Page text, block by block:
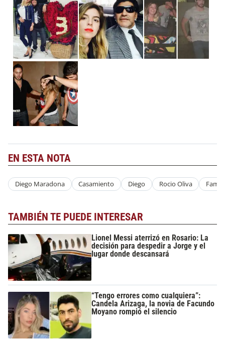
EN ESTA NOTA
Diego Maradona Casamiento Diego Rocio Oliva
TAMBIÉN TE PUEDE INTERESAR
Lionel Messi aterrizó en Rosario: La
decisión para despedir a Jorge y el
lugar donde descansará
“Tengo errores como cualquiera”:
Candela Arizaga, la novia de Facundo
Moyano rompió el silencio